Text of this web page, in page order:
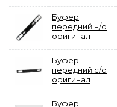
Буфер
передний н/о
оригинал
Буфер
передний с/о
оригинал
Буфер